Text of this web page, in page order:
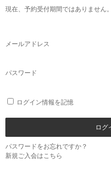
現在、予約受付期間ではありません。
メールアドレス
パスワード
ログイン情報を記憶
パスワードをお忘れですか？
新規ご入会はこちら